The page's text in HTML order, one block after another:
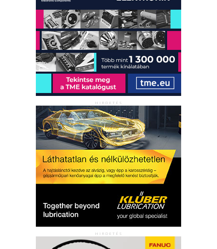
HIRDETÉS
HIRDETÉS